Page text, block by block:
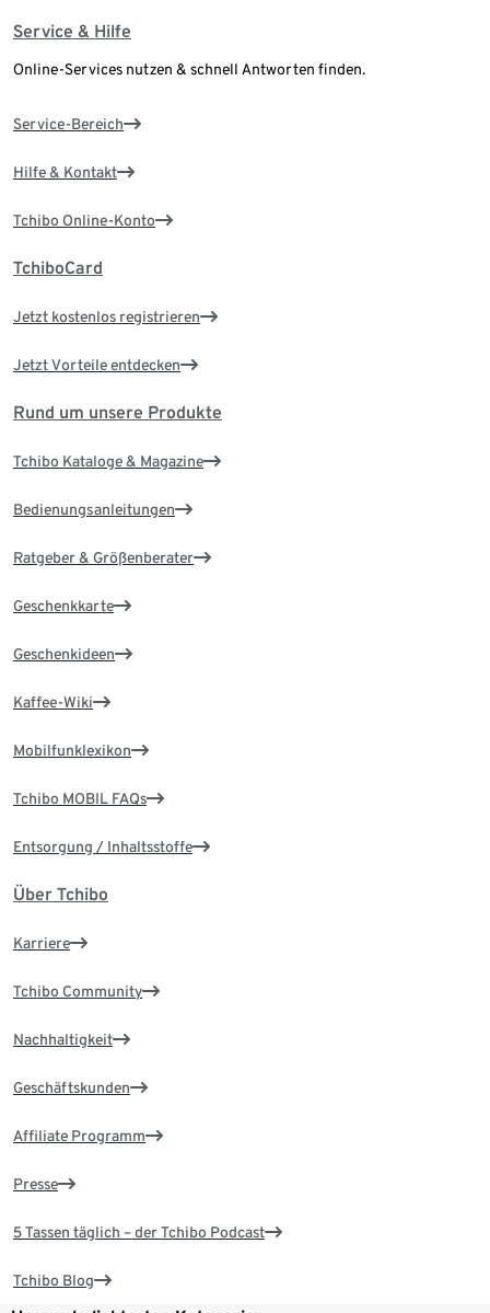
Service & Hilfe
Online-Services nutzen & schnell Antworten finden.
Service-Bereich
Hilfe & Kontakt
Tchibo Online-Konto
TchiboCard
Jetzt kostenlos registrieren
Jetzt Vorteile entdecken
Rund um unsere Produkte
Tchibo Kataloge & Magazine
Bedienungsanleitungen
Ratgeber & Größenberater
Geschenkkarte
Geschenkideen
Kaffee-Wiki
Mobilfunklexikon
Tchibo MOBIL FAQs
Entsorgung / Inhaltsstoffe
Über Tchibo
Karriere
Tchibo Community
Nachhaltigkeit
Geschäftskunden
Affiliate Programm
Presse
5 Tassen täglich – der Tchibo Podcast
Tchibo Blog